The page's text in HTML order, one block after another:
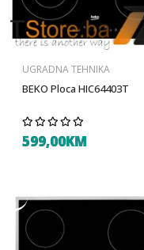
UGRADNA TEHNIKA
BEKO Ploca HIC64403T
599,00KM